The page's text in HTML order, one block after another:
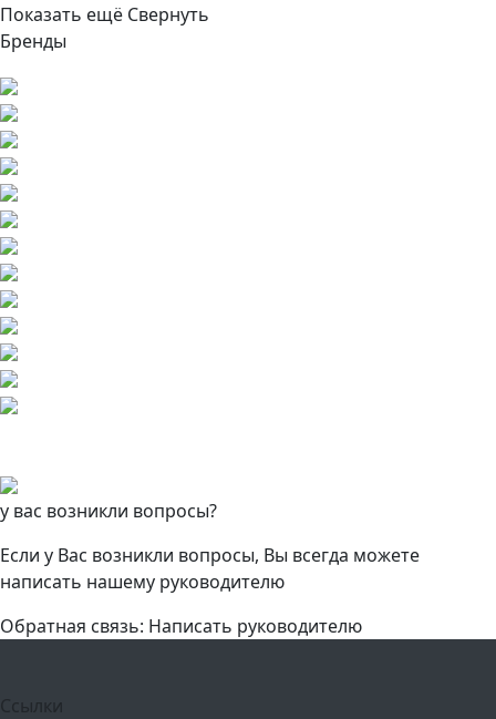
Показать ещё Свернуть
Бренды
у вас возникли вопросы?
Если у Вас возникли вопросы, Вы всегда можете
написать нашему руководителю
Обратная связь: Написать руководителю
Ссылки